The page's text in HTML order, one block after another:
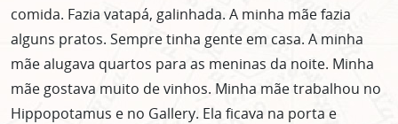
comida. Fazia vatapá, galinhada. A minha mãe fazia
alguns pratos. Sempre tinha gente em casa. A minha
mãe alugava quartos para as meninas da noite. Minha
mãe gostava muito de vinhos. Minha mãe trabalhou no
Hippopotamus e no Gallery. Ela ficava na porta e